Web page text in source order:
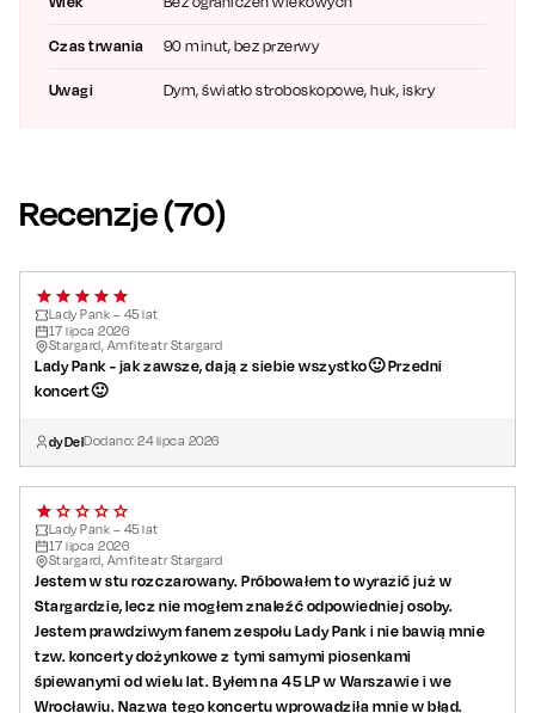
Czas trwania 90 minut, bez przerwy
Uwagi Dym, światło stroboskopowe, huk, iskry
archiwalne zdjęcia i materiały wideo, tworzące spektakularne
podsumowanie 45 lat kariery zespołu. Na koncertach
dziś”, „Marchewkowe pole”, czy „Stacja Warszawa”,
materiał z nowej płyty „LP 45”, która została wydana w
Wspomnienia, emocje, muzyka i dobra zabawa – to
obowiązkowy punkt 2026 roku dla każdego fana rocka. Dołącz
do świętowania 45 lat Lady Pank i przeżyj ten wyjątkowy czas
razem z zespołem!
Recenzje (70)
Lady Pank – 45 lat
17 lipca 2026
Stargard, Amfiteatr Stargard
Lady Pank - jak zawsze, dają z siebie wszystko🙂 Przedni
koncert🙂
dyDelDodano:24 lipca 2026
Lady Pank – 45 lat
17 lipca 2026
Stargard, Amfiteatr Stargard
Jestem w stu rozczarowany. Próbowałem to wyrazić już w
Stargardzie, lecz nie mogłem znaleźć odpowiedniej osoby.
Jestem prawdziwym fanem zespołu Lady Pank i nie bawią mnie
tzw. koncerty dożynkowe z tymi samymi piosenkami
śpiewanymi od wielu lat. Byłem na 45 LP w Warszawie i we
Wrocławiu. Nazwa tego koncertu wprowadziła mnie w błąd.